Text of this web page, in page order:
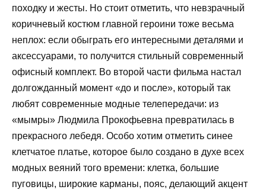
походку и жесты. Но стоит отметить, что невзрачный
коричневый костюм главной героини тоже весьма
неплох: если обыграть его интересными деталями и
аксессуарами, то получится стильный современный
офисный комплект. Во второй части фильма настал
долгожданный момент «до и после», который так
любят современные модные телепередачи: из
«мымры» Людмила Прокофьевна превратилась в
прекрасного лебедя. Особо хотим отметить синее
клетчатое платье, которое было создано в духе всех
модных веяний того времени: клетка, большие
пуговицы, широкие карманы, пояс, делающий акцент